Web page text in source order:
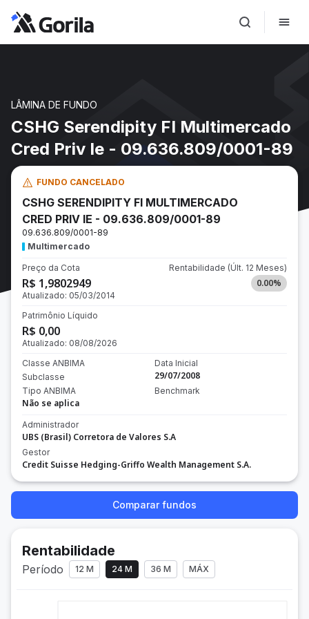
LÂMINA DE FUNDO
CSHG Serendipity FI Multimercado
Cred Priv Ie - 09.636.809/0001-89
FUNDO CANCELADO
CSHG SERENDIPITY FI MULTIMERCADO
CRED PRIV IE - 09.636.809/0001-89
09.636.809/0001-89
Multimercado
Preço da Cota
R$ 1,9802949
Atualizado: 05/03/2014
Rentabilidade (Últ. 12 Meses)
0.00%
Patrimônio Líquido
R$ 0,00
Atualizado: 08/08/2026
Classe ANBIMA
Subclasse
Tipo ANBIMA
Não se aplica
Data Inicial
29/07/2008
Benchmark
Administrador
UBS (Brasil) Corretora de Valores S.A
Gestor
Credit Suisse Hedging-Griffo Wealth Management S.A.
Comparar fundos
Rentabilidade
Período 12 M 24 M 36 M MÁX